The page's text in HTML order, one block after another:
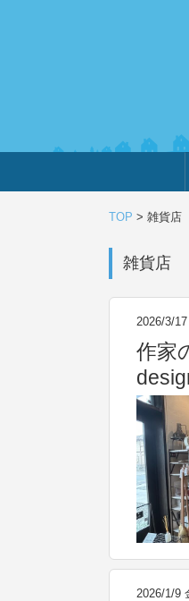
TOP > 雑貨店
雑貨店
2026/3/17
作家
2026/1/9